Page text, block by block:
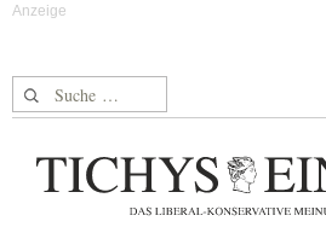
Suche nach: